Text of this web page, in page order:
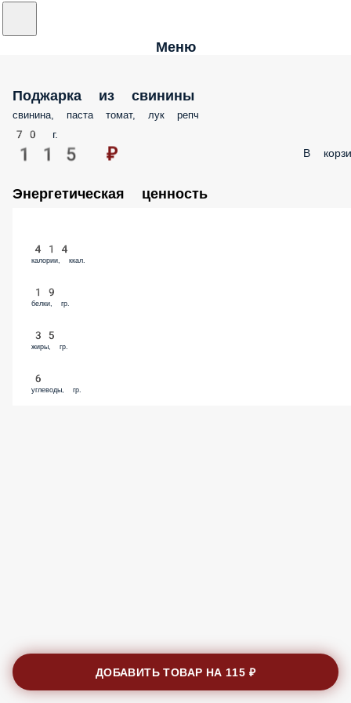
Меню
Поджарка из свинины
свинина, паста томат, лук репч
70 г.
115 ₽ В
Энергетическая ценность
414
калории, ккал.
19
белки, гр.
35
жиры, гр.
6
углеводы, гр.
ДОБАВИТЬ ТОВАР НА 115 ₽